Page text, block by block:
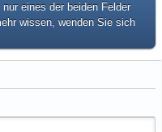
eines der beiden Felder
wissen, wenden Sie sich